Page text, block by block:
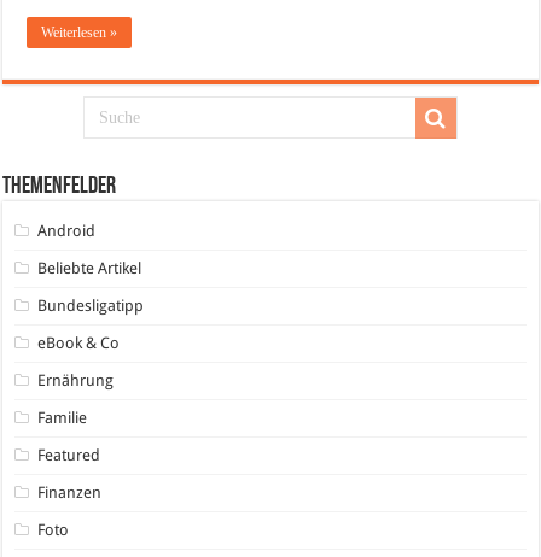
Weiterlesen »
Themenfelder
Android
Beliebte Artikel
Bundesligatipp
eBook & Co
Ernährung
Familie
Featured
Finanzen
Foto